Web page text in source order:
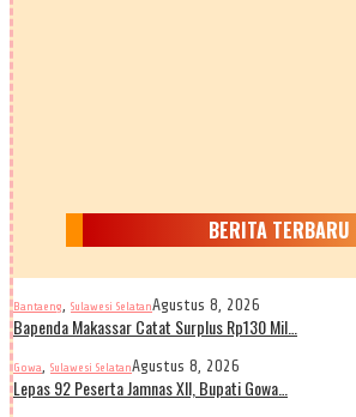
BERITA TERBARU
Bantaeng, Sulawesi SelatanAgustus 8, 2026
Bapenda Makassar Catat Surplus Rp130 Mil…
Gowa, Sulawesi SelatanAgustus 8, 2026
Lepas 92 Peserta Jamnas XII, Bupati Gowa…